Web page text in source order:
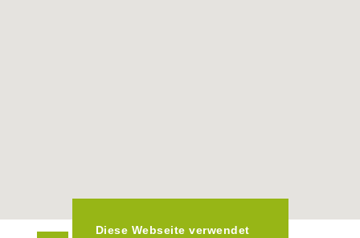
Diese Webseite verwendet